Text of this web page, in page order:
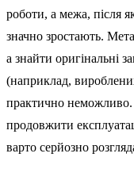
роботи, а межа, після
значно зростають.
а знайти оригінальні
(наприклад,
практично неможливо.
продовжити
варто серйозно